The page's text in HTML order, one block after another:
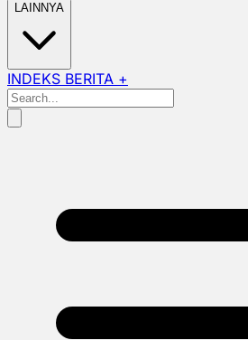
LAINNYA
INDEKS BERITA +